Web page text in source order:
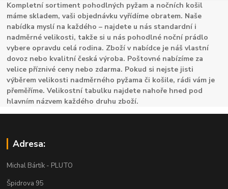
Kompletní sortiment pohodlných pyžam a nočních košil
máme skladem, vaši objednávku vyřídíme obratem. Naše
nabídka myslí na každého – najdete u nás standardní i
nadměrné velikosti, takže si u nás pohodlné noční prádlo
vybere opravdu celá rodina. Zboží v nabídce je náš vlastní
dovoz nebo kvalitní česká výroba. Poštovné nabízíme za
velice příznivé ceny nebo zdarma. Pokud si nejste jisti
výběrem velikosti nadměrného pyžama či košile, rádi vám je
přeměříme. Velikostní tabulku najdete nahoře hned pod
hlavním názvem každého druhu zboží.
Adresa:
Michal Bártík - PLUTO
Špidrova 95